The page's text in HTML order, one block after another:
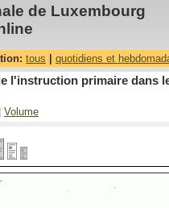
de Luxembourg
tous quotidiens et
l'instruction primaire dans
Volume